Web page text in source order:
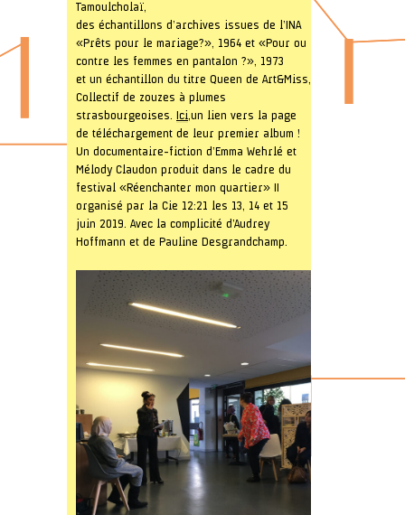
Tamoulcholaï,
des échantillons d’archives issues de l’INA
« Prêts pour le mariage ? », 1964 et «Pour ou
contre les femmes en pantalon ? », 1973
et un échantillon du titre Queen de Art&Miss,
Collectif de zouzes à plumes
strasbourgeoises. Ici, un lien vers la page
de téléchargement de leur premier album !
Un documentaire-fiction d’Emma Wehrlé et
Mélody Claudon produit dans le cadre du
festival « Réenchanter mon quartier » II
organisé par la Cie 12:21 les 13, 14 et 15
juin 2019. Avec la complicité d’Audrey
Hoffmann et de Pauline Desgrandchamp.